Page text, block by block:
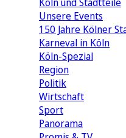
Unsere Events
150 Jahre Kölner
Karneval in Köln
Köln-Spezial
Region
Politik
Wirtschaft
Sport
Panorama